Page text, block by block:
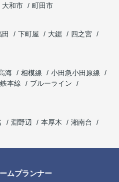
大和市
町田市
田 下町屋 大鋸
四之宮
海 相模線
小田急小田原線
本線
ブルーライン
淵野辺 本厚木
湘南台
ムプランナー